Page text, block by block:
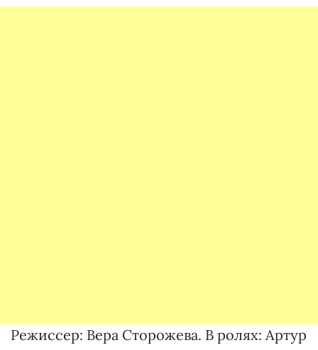
Режиссер: Вера Сторожева. В ролях: Артур